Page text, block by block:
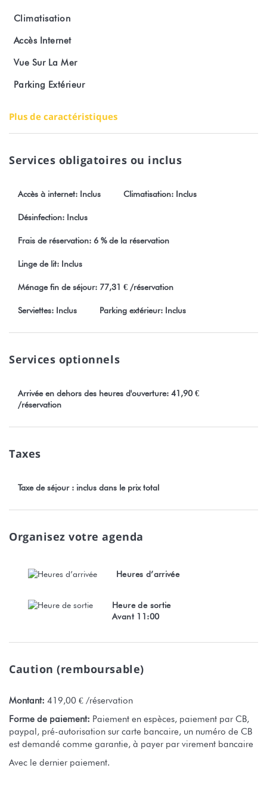
WIFI haut débit,
Kayak à disposition pour 2 personnes, avec gilets enfants
inclus,
Climatisation, coffre-fort, machine à laver.
notre site Stayinn.Vacations en cliquant sur les conditions
Numéro d'enregistrement : 2788DTO-MT
Climatisation
Accès Internet
Vue Sur La Mer
Parking Extérieur
Plus de caractéristiques
Services obligatoires ou inclus
Accès à internet: Inclus Climatisation: Inclus
Désinfection: Inclus
Frais de réservation: 6 % de la réservation
Linge de lit: Inclus
Ménage fin de séjour: 77,31 € /réservation
Serviettes: Inclus Parking extérieur: Inclus
Services optionnels
Arrivée en dehors des heures d'ouverture: 41,90 €
/réservation
Taxes
Taxe de séjour : inclus dans le prix total
Organisez votre agenda
Heures d’arrivée
Heure de sortie
Avant 11:00
Caution (remboursable)
Montant: 419,00 € /réservation
Forme de paiement: Paiement en espèces, paiement par CB,
paypal, pré-autorisation sur carte bancaire, un numéro de CB
est demandé comme garantie, à payer par virement bancaire
Avec le dernier paiement.